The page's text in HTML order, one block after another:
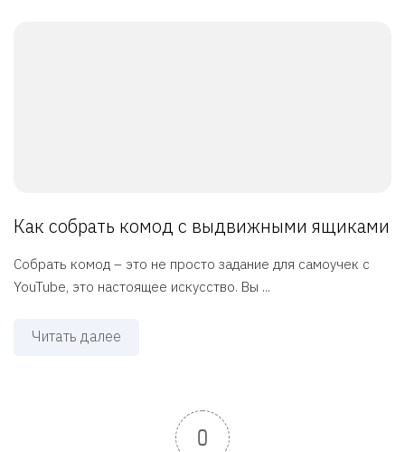
Как собрать комод с выдвижными ящиками
Собрать комод – это не просто задание для самоучек с
YouTube, это настоящее искусство. Вы ...
Читать далее
0